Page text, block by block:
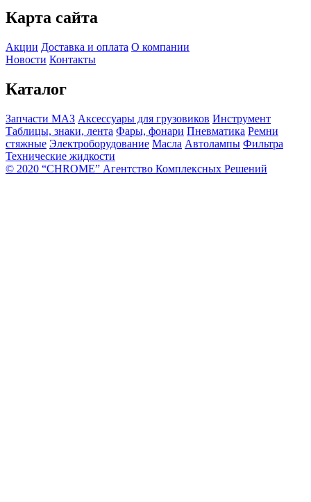
Карта сайта
Акции Доставка и оплата О компании
Новости Контакты
Каталог
Запчасти МАЗ Аксессуары для грузовиков Инструмент
Таблицы, знаки, лента Фары, фонари Пневматика Ремни
стяжные Электроборудование Масла Автолампы Фильтра
Технические жидкости
© 2020 “CHROME” Агентство Комплексных Решений